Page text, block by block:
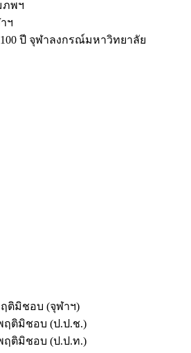
ภพฯ
ฯ
ปี จุฬาลงกรณ์มหาวิทยาลัย
ติมิชอบ (จุฬาฯ)
ฤติมิชอบ (ป.ป.ช.)
ฤติมิชอบ (ป.ป.ท.)